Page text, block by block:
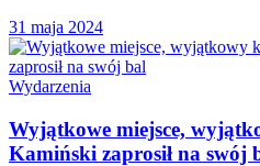
31 maja 2024
Wydarzenia
Wyjątkowe miejsce,
Kamiński zaprosił na swój